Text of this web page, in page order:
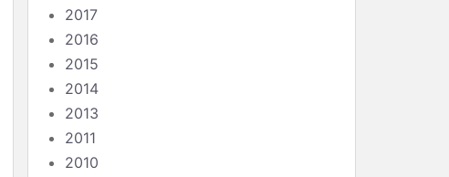
2017
2016
2015
2014
2013
2011
2010